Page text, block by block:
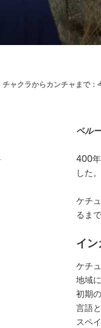
チャクラからカンチャまで：
ペル
400年
した
ケチ
るま
イ
ケチ
地域
初期
言語
スペ